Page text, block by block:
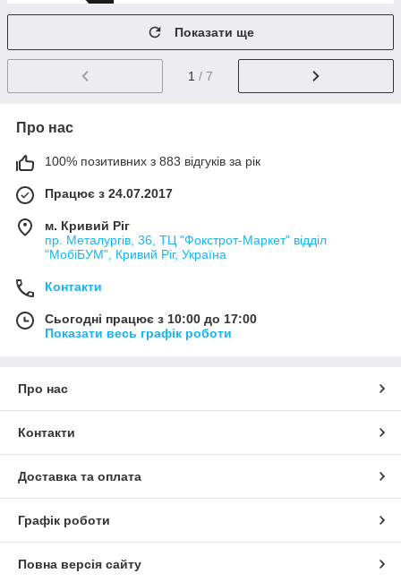
Показати ще
1 / 7
Про нас
100% позитивних з 883 відгуків за рік
Працює з 24.07.2017
м. Кривий Ріг
пр. Металургів, 36, ТЦ "Фокстрот-Маркет" відділ
"МобіБУМ", Кривий Ріг, Україна
Контакти
Сьогодні працює з 10:00 до 17:00
Показати весь графік роботи
Про нас
Контакти
Доставка та оплата
Графік роботи
Повна версія сайту